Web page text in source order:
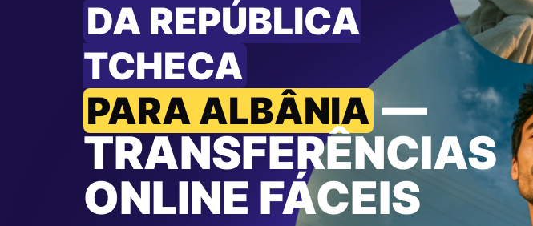
DA REPÚBLICA
TCHECA
PARA ALBÂNIA—
TRANSFERÊNCIAS
ONLINE FÁCEIS